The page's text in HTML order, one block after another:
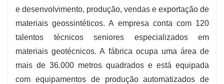
e desenvolvimento, produção, vendas e exportação de
materiais geossintéticos. A empresa conta com 120
talentos técnicos seniores especializados em
materiais geotécnicos. A fábrica ocupa uma área de
mais de 36.000 metros quadrados e está equipada
com equipamentos de produção automatizados de